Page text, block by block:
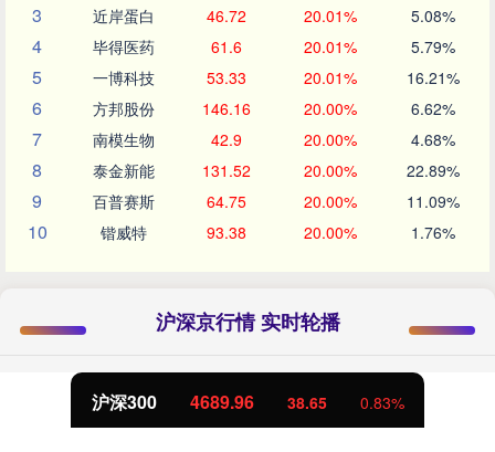
3 近岸蛋白 46.72 20.01% 5.08%
4 毕得医药 61.6 20.01% 5.79%
5 一博科技 53.33 20.01% 16.21%
6 方邦股份 146.16 20.00% 6.62%
7 南模生物 42.9 20.00% 4.68%
8 泰金新能 131.52 20.00% 22.89%
9 百普赛斯 64.75 20.00% 11.09%
10 锴威特 93.38 20.00% 1.76%
沪深京行情 实时轮播
沪深300 4689.96 38.65 0.83%